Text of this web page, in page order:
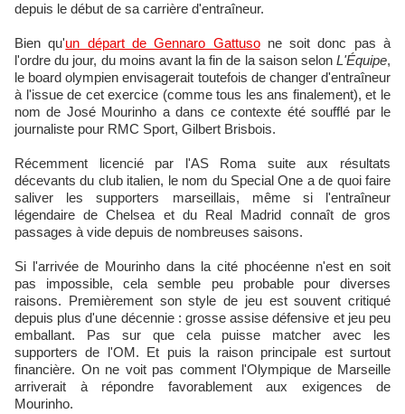
depuis le début de sa carrière d'entraîneur.
Bien qu'un départ de Gennaro Gattusone soit donc pas à
l'ordre du jour, du moins avant la fin de la saison selon L'Équipe,
le board olympien envisagerait toutefois de changer d'entraîneur
à l'issue de cet exercice (comme tous les ans finalement), et le
nom de José Mourinho a dans ce contexte été soufflé par le
journaliste pour RMC Sport, Gilbert Brisbois.
Récemment licencié par l'AS Roma suite aux résultats
décevants du club italien, le nom du Special One a de quoi faire
saliver les supporters marseillais, même si l'entraîneur
légendaire de Chelsea et du Real Madrid connaît de gros
passages à vide depuis de nombreuses saisons.
Si l'arrivée de Mourinho dans la cité phocéenne n'est en soit
pas impossible, cela semble peu probable pour diverses
raisons. Premièrement son style de jeu est souvent critiqué
depuis plus d'une décennie : grosse assise défensive et jeu peu
emballant. Pas sur que cela puisse matcher avec les
supporters de l'OM. Et puis la raison principale est surtout
financière. On ne voit pas comment l'Olympique de Marseille
arriverait à répondre favorablement aux exigences de
Mourinho.